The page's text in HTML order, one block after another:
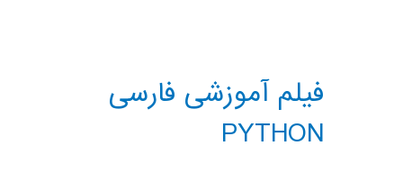
فیلم آموزشی فارسی
PYTHON